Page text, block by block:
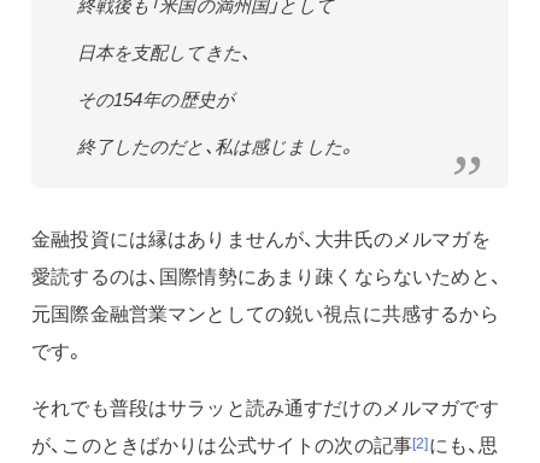
日本を支配してきた、
その154年の歴史が
終了したのだと、私は感じました。
金融投資には縁はありませんが、大井氏のメルマガを
愛読するのは、国際情勢にあまり疎くならないためと、
元国際金融営業マンとしての鋭い視点に共感するから
です。
それでも普段はサラッと読み通すだけのメルマガです
が、このときばかりは公式サイトの次の記事[2]にも、思